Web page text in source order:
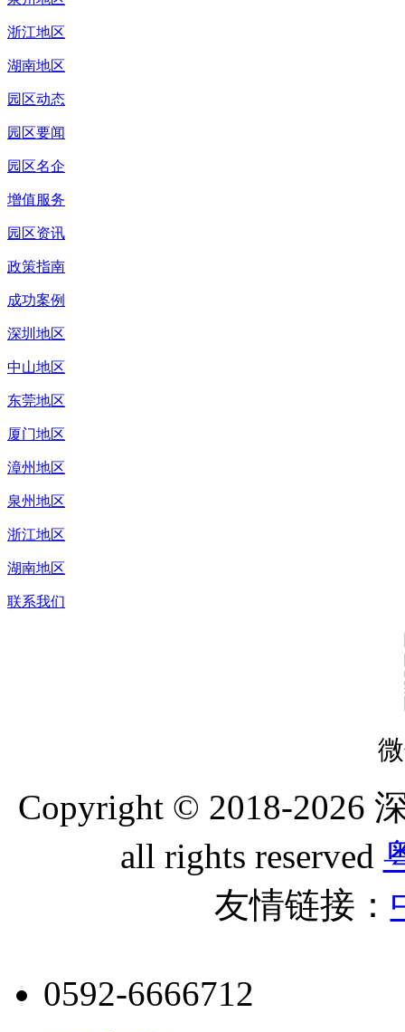
浙江地区
湖南地区
园区动态
园区要闻
园区名企
增值服务
园区资讯
政策指南
成功案例
深圳地区
中山地区
东莞地区
厦门地区
漳州地区
泉州地区
浙江地区
湖南地区
联系我们
Copyright © 2018-2026
all rights reserved
友情链接：
0592-6666712